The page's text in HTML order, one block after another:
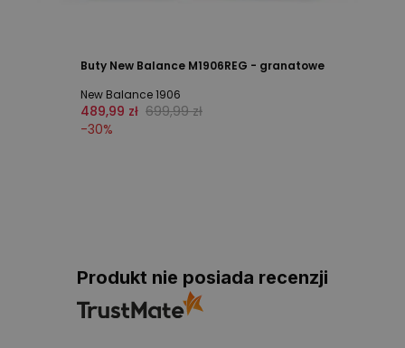
Buty New Balance M1906REG - granatowe
New Balance 1906
489,99 zł 699,99 zł
-30%
Produkt nie posiada recenzji